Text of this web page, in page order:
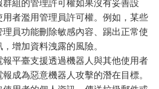
群組的管理許可權如果沒有妥善設
者濫用管理員許可權。例如，某些
員功能刪除敏感內容、踢出正常使
增加資料洩露的風險。
報平臺支援透過機器人與其他使用者
成為惡意機器人攻擊的潛在目標。